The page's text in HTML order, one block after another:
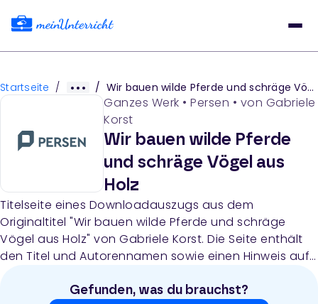
Startseite / / Wir bauen wilde Pferde und schräge Vögel aus Holz
Ganzes Werk • Persen • von Gabriele
Korst
Wir bauen wilde Pferde
und schräge Vögel aus
Holz
Titelseite eines Downloadauszugs aus dem
Originaltitel "Wir bauen wilde Pferde und schräge
Vögel aus Holz" von Gabriele Korst. Die Seite enthält
den Titel und Autorennamen sowie einen Hinweis auf
Gefunden, was du brauchst?